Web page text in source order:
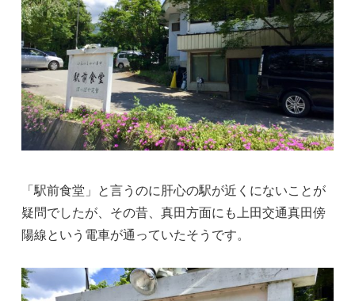
「駅前食堂」と言うのに肝心の駅が近くにないことが
疑問でしたが、その昔、真田方面にも上田交通真田傍
陽線という電車が通っていたそうです。